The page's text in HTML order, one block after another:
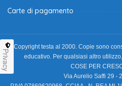
Carte di pagamento
Copyright testa al 2000. Copie sono
educativo. Per qualsiasi altro
COSE PER
Via Aurelio Saffi 29 -
Privacy